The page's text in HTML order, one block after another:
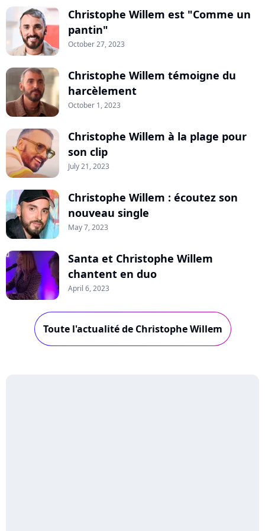
Christophe Willem est "Comme un
pantin"
October 27, 2023
Christophe Willem témoigne du
harcèlement
October 1, 2023
Christophe Willem à la plage pour
son clip
July 21, 2023
Christophe Willem : écoutez son
nouveau single
May 7, 2023
Santa et Christophe Willem
chantent en duo
April 6, 2023
Toute l'actualité de Christophe Willem